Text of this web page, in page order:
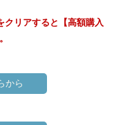
リアすると【高額購入
から